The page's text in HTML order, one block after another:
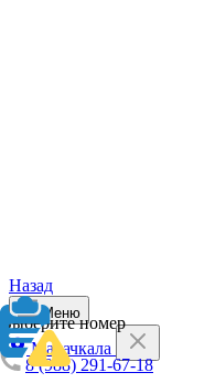
Назад
Выберите номер
8 (988) 291-67-18
Меню
Махачкала